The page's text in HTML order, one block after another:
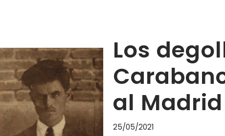
Los
al Madrid
25/05/2021